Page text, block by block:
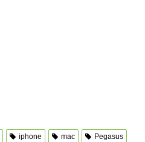
iphone mac
Pegasus